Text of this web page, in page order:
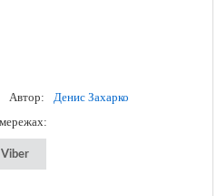
Автор: Денис Захарко
Viber